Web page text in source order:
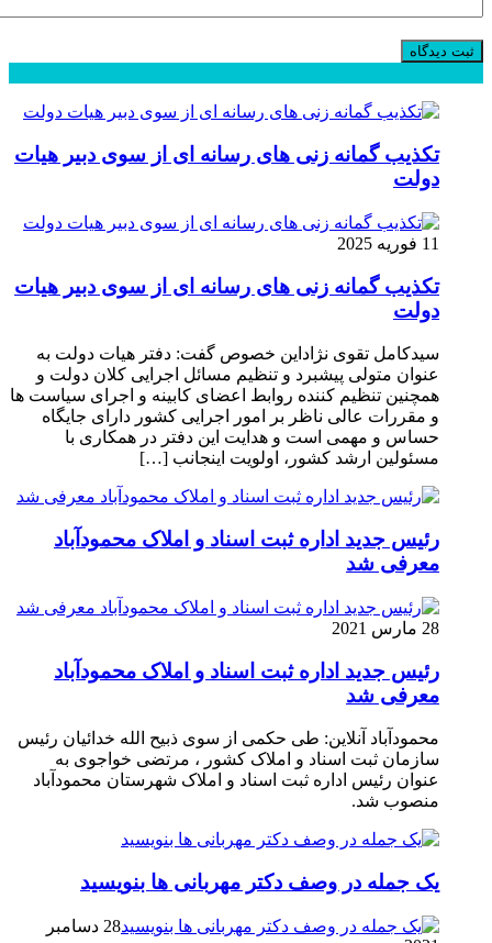
تکذیب گمانه زنی های رسانه ای از سوی دبیر هیات
دولت
11 فوریه 2025
تکذیب گمانه زنی های رسانه ای از سوی دبیر هیات
دولت
سیدکامل تقوی نژاداین خصوص گفت: دفتر هیات دولت به
عنوان متولی پیشبرد و تنظیم مسائل اجرایی کلان دولت و
همچنین تنظیم کننده روابط اعضای کابینه و اجرای سیاست ها
و مقررات عالی ناظر بر امور اجرایی کشور دارای جایگاه
حساس و مهمی است و هدایت این دفتر در همکاری با
مسئولین ارشد کشور، اولویت اینجانب […]
رئیس جدید اداره ثبت اسناد و املاک محمودآباد
معرفی شد
28 مارس 2021
رئیس جدید اداره ثبت اسناد و املاک محمودآباد
معرفی شد
محمودآباد آنلاین: طی حکمی از سوی ذبیح الله خدائیان رئیس
سازمان ثبت اسناد و املاک کشور ، مرتضی خواجوی به
عنوان رئیس اداره ثبت اسناد و املاک شهرستان محمودآباد
منصوب شد.
یک جمله در وصف دکتر مهربانی ها بنویسید
28 دسامبر